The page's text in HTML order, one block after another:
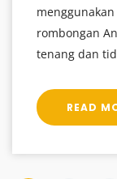
menggunakan
rombongan
tenang dan
READ